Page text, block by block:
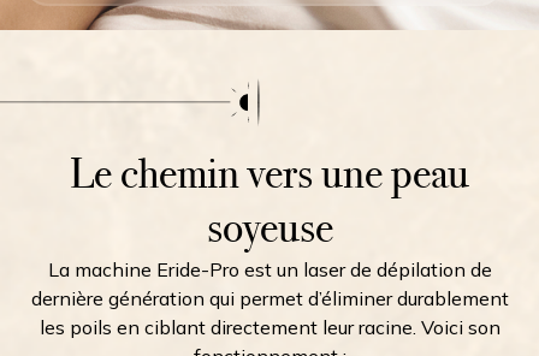
Le chemin vers une peau
soyeuse
La machine Eride-Pro est un laser de dépilation de
dernière génération qui permet d’éliminer durablement
les poils en ciblant directement leur racine. Voici son